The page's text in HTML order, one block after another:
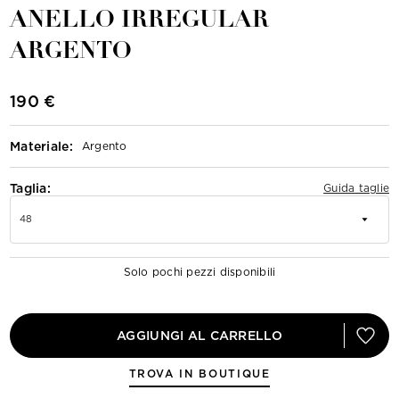
ANELLO IRREGULAR
ARGENTO
190 €
Materiale: Argento
Taglia: Guida taglie
48
Solo pochi pezzi disponibili
AGGIUNGI AL CARRELLO
TROVA IN BOUTIQUE